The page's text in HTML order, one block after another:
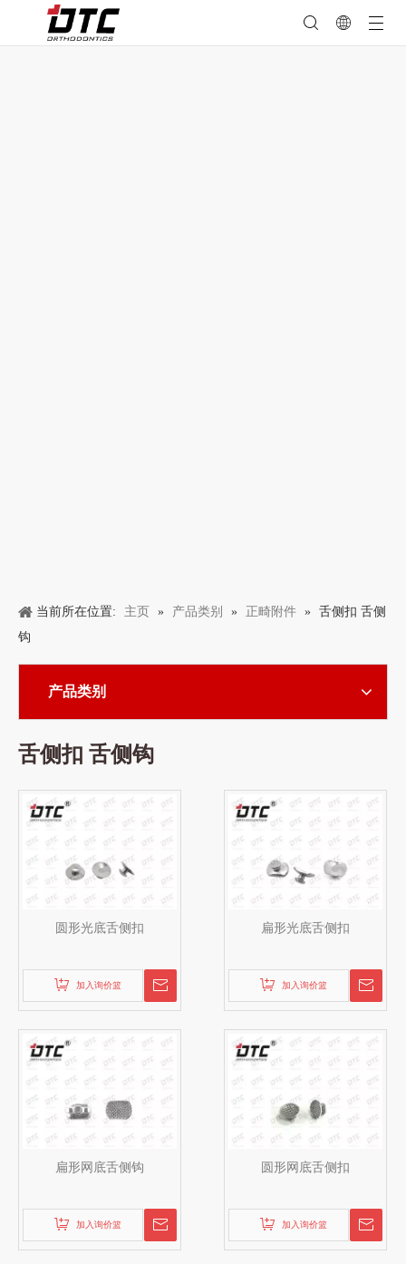
当前所在位置: 主页 » 产品类别 » 正畸附件 » 舌侧扣 舌侧
钩
产品类别
舌侧扣 舌侧钩
圆形光底舌侧扣
加入询价篮
扁形光底舌侧扣
加入询价篮
扁形网底舌侧钩
加入询价篮
圆形网底舌侧扣
加入询价篮